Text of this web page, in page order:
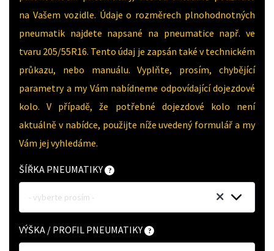
na Vašem vozidle. Údaje o rozměrech plnohodnotných
pneumatik najdete napsané na pneumatice např. ve
tvaru 205/55R16. Tento údaj je zapsán také v technickém
průkazu, nebo manuálu. Vyplňte, prosím, chybějící
parametry a my Vám nabídneme odpovídající dojezdové
kolo. V případě, že potřebné dojezdové kolo není
aktuálně v nabídce, použijte níže uvedený formulář a my
Vám jej vyhledáme.
ŠÍŘKA PNEUMATIKY
- vyberte prosím -
VÝŠKA / PROFIL PNEUMATIKY